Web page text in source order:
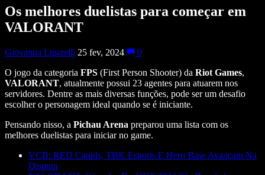
Os melhores duelistas para começar em
VALORANT
Giovanna Liparelli 25 fev, 2024
0
O jogo da categoria FPS (First Person Shooter) da Riot Games,
VALORANT, atualmente possui 23 agentes para atuarem nos
servidores. Dentre as mais diversas funções, pode ser um desafio
escolher o personagem ideal quando se é iniciante.
Pensando nisso, a Pichau Arena preparou uma lista com os
melhores duelistas para iniciar no game.
VCB: RED Canids, TBK Esports E Hero Base Avançam Na
Disputa